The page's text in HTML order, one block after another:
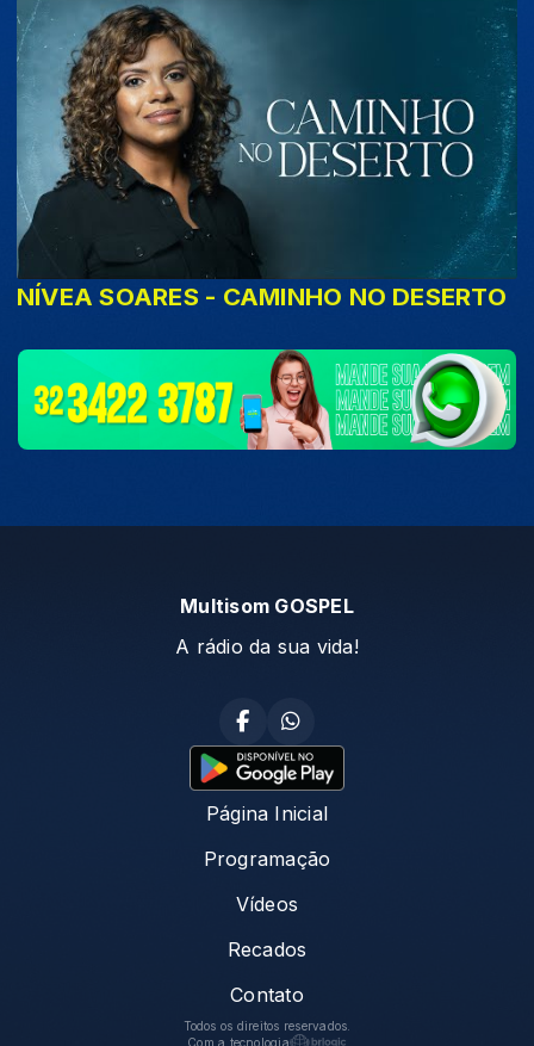
NÍVEA SOARES - CAMINHO NO DESERTO
Multisom GOSPEL
A rádio da sua vida!
Página Inicial
Programação
Vídeos
Recados
Contato
Todos os direitos reservados.
Com a tecnologia